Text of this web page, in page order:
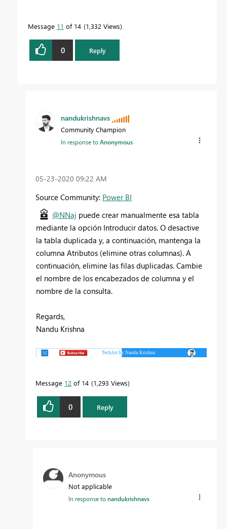
Message 11 of 14 1,332 Views
0 Reply
nandukrishnavs
Community Champion
In response toAnonymous
‎05-23-2020 09:22 AM
Source Community: Power BI
@NNaj puede crear manualmente esa tabla
mediante la opción Introducir datos. O desactive
la tabla duplicada y, a continuación, mantenga la
columna Atributos (elimine otras columnas). A
continuación, elimine las filas duplicadas. Cambie
el nombre de los encabezados de columna y el
nombre de la consulta.
Regards,
Nandu Krishna
Message 12 of 14 1,293 Views
0 Reply
Anonymous
Not applicable
In response tonandukrishnavs